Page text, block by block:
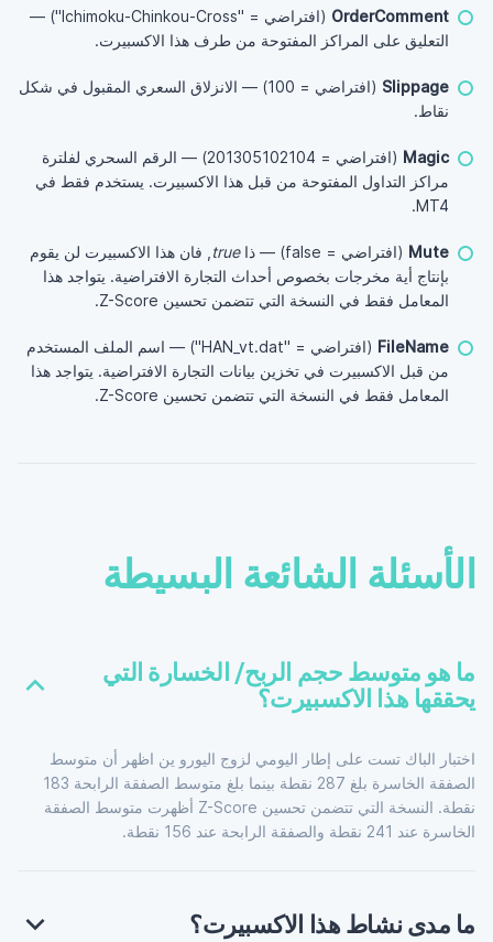
OrderComment
(افتراضي = "Ichimoku-Chinkou-Cross") —
التعليق على المراكز المفتوحة من طرف هذا الاكسبيرت.
Slippage
(افتراضي = 100) — الانزلاق السعري المقبول في شكل
نقاط.
Magic
(افتراضي = 201305102104) — الرقم السحري لفلترة
مراكز التداول المفتوحة من قبل هذا الاكسبيرت. يستخدم فقط في
MT4.
Mute (افتراضي = false) — ذا true
, فان هذا الاكسبيرت لن يقوم
بإنتاج أية مخرجات بخصوص أحداث التجارة الافتراضية. يتواجد هذا
المعامل فقط في النسخة التي تتضمن تحسين Z-Score.
FileName
(افتراضي = "HAN_vt.dat") — اسم الملف المستخدم
من قبل الاكسبيرت في تخزين بيانات التجارة الافتراضية. يتواجد هذا
المعامل فقط في النسخة التي تتضمن تحسين Z-Score.
الأسئلة الشائعة البسيطة
ما هو متوسط حجم الربح/ الخسارة التي
يحققها هذا الاكسبيرت؟
اختبار الباك تست على إطار اليومي لزوج اليورو ين اظهر أن متوسط
الصفقة الخاسرة بلغ 287 نقطة بينما بلغ متوسط الصفقة الرابحة 183
نقطة. النسخة التي تتضمن تحسين Z-Score أظهرت متوسط الصفقة
الخاسرة عند 241 نقطة والصفقة الرابحة عند 156 نقطة.
ما مدى نشاط هذا الاكسبيرت؟